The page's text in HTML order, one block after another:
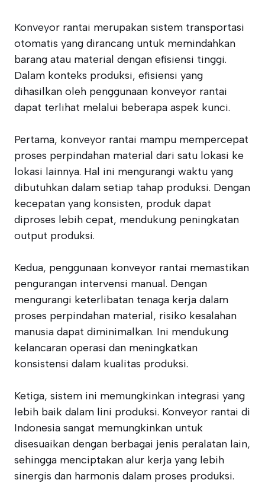
Konveyor rantai merupakan sistem transportasi
otomatis yang dirancang untuk memindahkan
barang atau material dengan efisiensi tinggi.
Dalam konteks produksi, efisiensi yang
dihasilkan oleh penggunaan konveyor rantai
dapat terlihat melalui beberapa aspek kunci.
Pertama, konveyor rantai mampu mempercepat
proses perpindahan material dari satu lokasi ke
lokasi lainnya. Hal ini mengurangi waktu yang
dibutuhkan dalam setiap tahap produksi. Dengan
kecepatan yang konsisten, produk dapat
diproses lebih cepat, mendukung peningkatan
output produksi.
Kedua, penggunaan konveyor rantai memastikan
pengurangan intervensi manual. Dengan
mengurangi keterlibatan tenaga kerja dalam
proses perpindahan material, risiko kesalahan
manusia dapat diminimalkan. Ini mendukung
kelancaran operasi dan meningkatkan
konsistensi dalam kualitas produksi.
Ketiga, sistem ini memungkinkan integrasi yang
lebih baik dalam lini produksi. Konveyor rantai di
Indonesia sangat memungkinkan untuk
disesuaikan dengan berbagai jenis peralatan lain,
sehingga menciptakan alur kerja yang lebih
sinergis dan harmonis dalam proses produksi.